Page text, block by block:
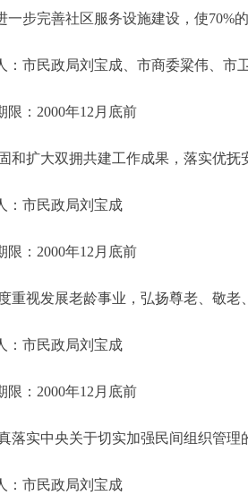
一步完善社区服务设施建设，使70%
民政局刘宝成、市商委粱伟、市
：2000年12月底前
扩大双拥共建工作成果，落实优抚
市民政局刘宝成
：2000年12月底前
视发展老龄事业，弘扬尊老、敬老
市民政局刘宝成
：2000年12月底前
实中央关于切实加强民间组织管理
市民政局刘宝成